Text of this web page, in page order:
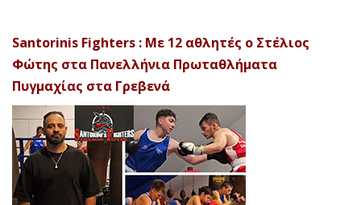
Santorinis Fighters : Με 12 αθλητές ο Στέλιος
Φώτης στα Πανελλήνια Πρωταθλήματα
Πυγμαχίας στα Γρεβενά